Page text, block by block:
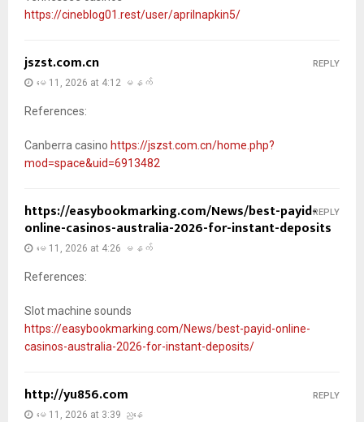
https://cineblog01.rest/user/aprilnapkin5/
jszst.com.cn
မေ 11, 2026 at 4:12 မနက်
References:
Canberra casino https://jszst.com.cn/home.php?
mod=space&uid=6913482
REPLY
https://easybookmarking.com/News/best-payid-
online-casinos-australia-2026-for-instant-deposits
မေ 11, 2026 at 4:26 မနက်
References:
Slot machine sounds
https://easybookmarking.com/News/best-payid-online-
casinos-australia-2026-for-instant-deposits/
REPLY
http://yu856.com
မေ 11, 2026 at 3:39 ညနေ
REPLY